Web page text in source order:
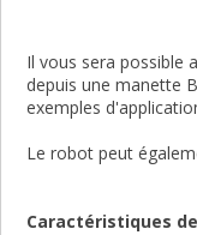
Il vous sera possible
depuis une manette
exemples
Le robot peut
Caractéristiques